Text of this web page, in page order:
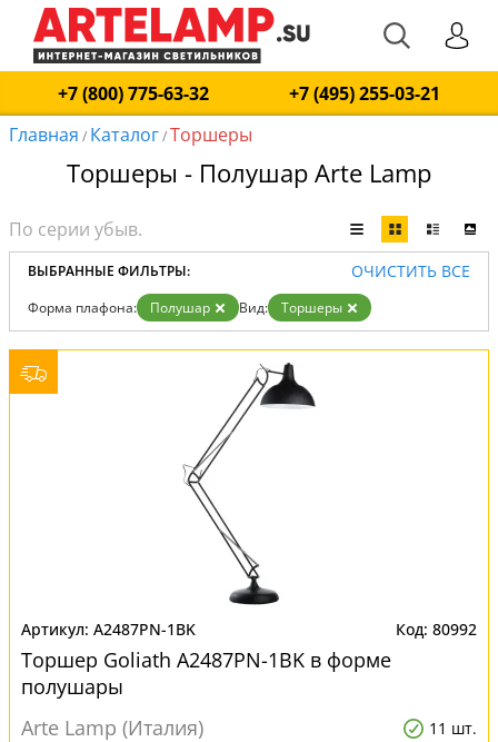
+7 (800) 775-63-32
+7 (495) 255-03-21
Главная / Каталог/Торшеры
Торшеры - Полушар Arte Lamp
ВЫБРАННЫЕ ФИЛЬТРЫ: ОЧИСТИТЬ ВСЕ
Форма плафона: Полушар Вид: Торшеры
A2487PN-1BK 80992
Торшер Goliath A2487PN-1BK в форме
полушары
Arte Lamp (Италия)
11 шт.